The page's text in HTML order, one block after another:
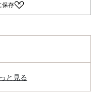
保存
と見る